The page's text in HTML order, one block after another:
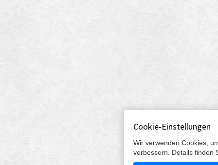
Cookie-Einstellungen
Wir verwenden Cookies,
verbessern. Details finden